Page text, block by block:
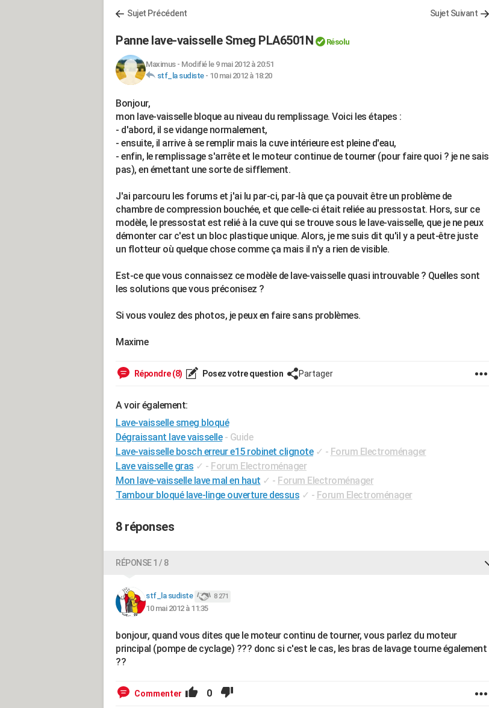
Sujet Précédent Sujet Suivant
Panne lave-vaisselle Smeg PLA6501N Résolu
Maximus- Modifié le 9 mai 2012 à 20:51
stf_la sudiste- 10 mai 2012 à 18:20
Bonjour,
mon lave-vaisselle bloque au niveau du remplissage. Voici les étapes :
- d'abord, il se vidange normalement,
- ensuite, il arrive à se remplir mais la cuve intérieure est pleine d'eau,
- enfin, le remplissage s'arrête et le moteur continue de tourner (pour faire quoi ? je ne sais
pas), en émettant une sorte de sifflement.
J'ai parcouru les forums et j'ai lu par-ci, par-là que ça pouvait être un problème de
chambre de compression bouchée, et que celle-ci était reliée au pressostat. Hors, sur ce
modèle, le pressostat est relié à la cuve qui se trouve sous le lave-vaisselle, que je ne peux
démonter car c'est un bloc plastique unique. Alors, je me suis dit qu'il y a peut-être juste
un flotteur où quelque chose comme ça mais il n'y a rien de visible.
Est-ce que vous connaissez ce modèle de lave-vaisselle quasi introuvable ? Quelles sont
les solutions que vous préconisez ?
Si vous voulez des photos, je peux en faire sans problèmes.
Maxime
Répondre (8) Posez votre question Partager
A voir également:
Lave-vaisselle smeg bloqué
Dégraissant lave vaisselle - Guide
Lave-vaisselle bosch erreur e15 robinet clignote ✓ - Forum Electroménager
Lave vaisselle gras ✓ - Forum Electroménager
Mon lave-vaisselle lave mal en haut ✓ - Forum Electroménager
Tambour bloqué lave-linge ouverture dessus ✓ - Forum Electroménager
8 réponses
RÉPONSE 1 / 8
stf_la sudiste 8 271
10 mai 2012 à 11:35
bonjour, quand vous dites que le moteur continu de tourner, vous parlez du moteur
principal (pompe de cyclage) ??? donc si c'est le cas, les bras de lavage tourne également
??
Commenter 0